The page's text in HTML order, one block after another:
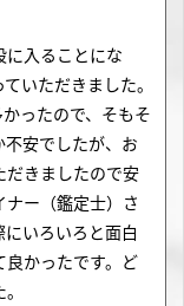
に入ることにな
いただきました。
ったので、そもそ
安でしたが、お
だきましたので安
ー（鑑定士）さ
いろいろと面白
良かったです。ど